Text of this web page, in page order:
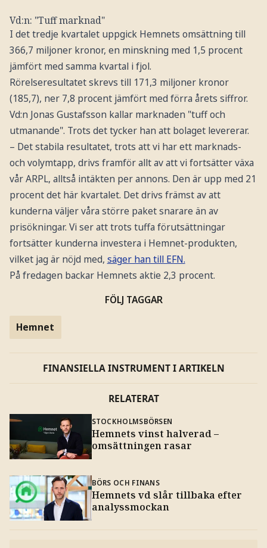
Vd:n: "Tuff marknad"
I det tredje kvartalet uppgick Hemnets omsättning till
366,7 miljoner kronor, en minskning med 1,5 procent
jämfört med samma kvartal i fjol.
Rörelseresultatet skrevs till 171,3 miljoner kronor
(185,7), ner 7,8 procent jämfört med förra årets siffror.
Vd:n Jonas Gustafsson kallar marknaden "tuff och
utmanande". Trots det tycker han att bolaget levererar.
– Det stabila resultatet, trots att vi har ett marknads-
och volymtapp, drivs framför allt av att vi fortsätter växa
vår ARPL, alltså intäkten per annons. Den är upp med 21
procent det här kvartalet. Det drivs främst av att
kunderna väljer våra större paket snarare än av
prisökningar. Vi ser att trots tuffa förutsättningar
fortsätter kunderna investera i Hemnet-produkten,
vilket jag är nöjd med, säger han till EFN.
På fredagen backar Hemnets aktie 2,3 procent.
FÖLJ TAGGAR
Hemnet
FINANSIELLA INSTRUMENT I ARTIKELN
RELATERAT
STOCKHOLMSBÖRSEN
Hemnets vinst halverad –
omsättningen rasar
BÖRS OCH FINANS
Hemnets vd slår tillbaka efter
analyssmockan